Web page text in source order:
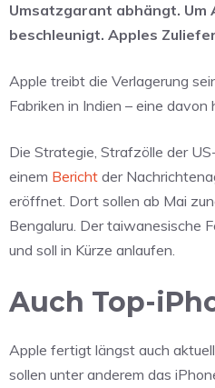
Umsatzgarant abhängt.
beschleunigt. Apples
Apple treibt die Verlagerung
Fabriken in Indien – eine
Die Strategie, Strafzölle der
einem Bericht der
eröffnet. Dort sollen ab Mai
Bengaluru. Der taiwanesische
und soll in Kürze anlaufen.
Auch Top-
Apple fertigt längst auch
sollen unter anderem das